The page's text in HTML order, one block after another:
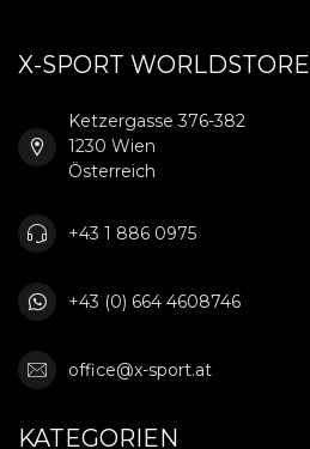
X-SPORT WORLDSTORE
Ketzergasse 376-382
1230 Wien
Österreich
+43 1 886 0975
+43 (0) 664 4608746
office@x-sport.at
KATEGORIEN